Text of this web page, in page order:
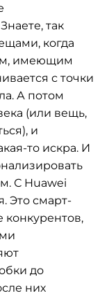
так
когда
имеющим
с точки
А потом
(или вещь,
и
то искра. И
С Huawei
Это смарт-
конкурентов,
до
них